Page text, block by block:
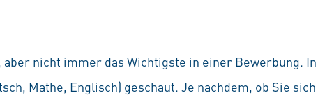
nicht immer das Wichtigste in einer Bewerbung.
Mathe, Englisch) geschaut. Je nachdem, ob Sie